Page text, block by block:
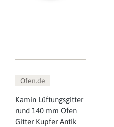
Ofen.de
Kamin Lüftungsgitter
rund 140 mm Ofen
Gitter Kupfer Antik